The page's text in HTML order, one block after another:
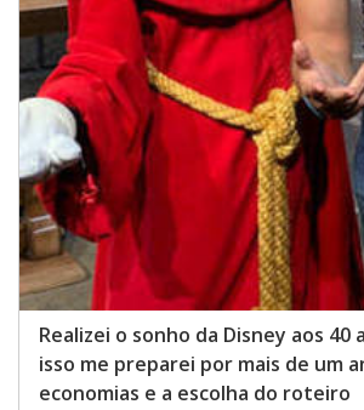
Realizei o sonho da Disney aos 40
isso me preparei por mais de um
economias e a escolha do roteiro